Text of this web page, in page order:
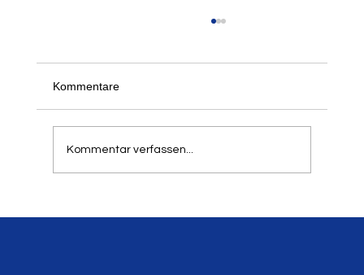
Silbermedaille für Lara Maybach
Kommentare
Kommentar verfassen...